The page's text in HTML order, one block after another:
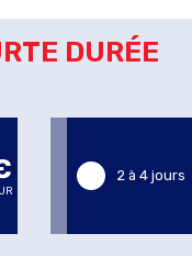
DURÉE
2 à 4 jours